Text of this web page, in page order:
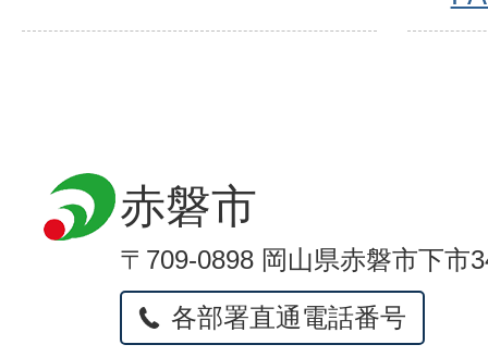
赤磐市
〒709-0898 岡山県赤磐市下市
各部署直通電話番号